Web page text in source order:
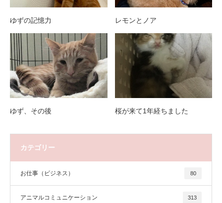
ゆずの記憶力 レモンとノア
ゆず、その後 桜が来て1年経ちました
カテゴリー
お仕事（ビジネス） 80
アニマルコミュニケーション 313